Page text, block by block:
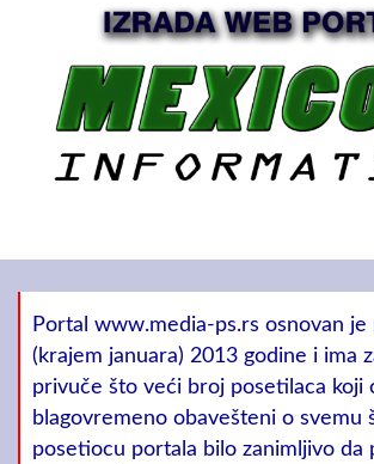
Portal www.media-ps.rs osnovan je
(krajem januara) 2013 godine i ima
privuče što veći broj posetilaca koji
blagovremeno obavešteni o svemu
posetiocu portala bilo zanimljivo da